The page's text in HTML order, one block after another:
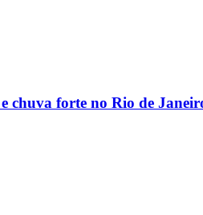
chuva forte no Rio de